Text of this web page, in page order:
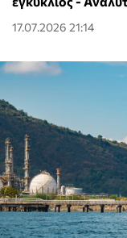
17.07.2026 21:14